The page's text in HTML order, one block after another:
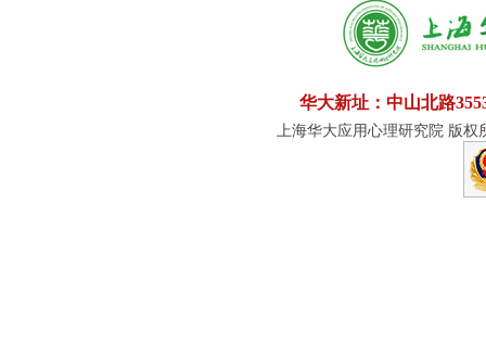
华大新址：中山北路
上海华大应用心理研究院 版